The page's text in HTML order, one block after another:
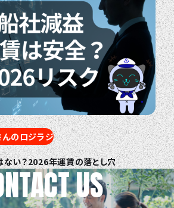
んのロジラジ
い？2026年運賃の落とし穴
US